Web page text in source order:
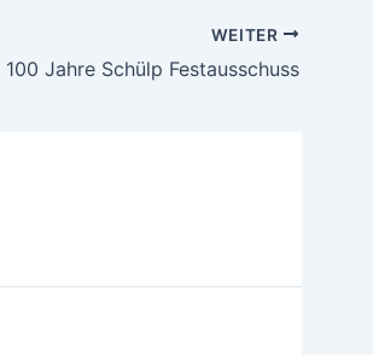
WEITER
100 Jahre Schülp Festausschuss